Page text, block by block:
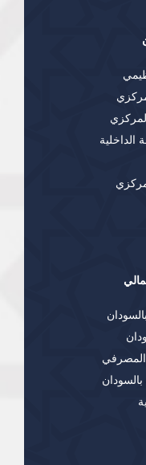
الداخلية
المصرفي